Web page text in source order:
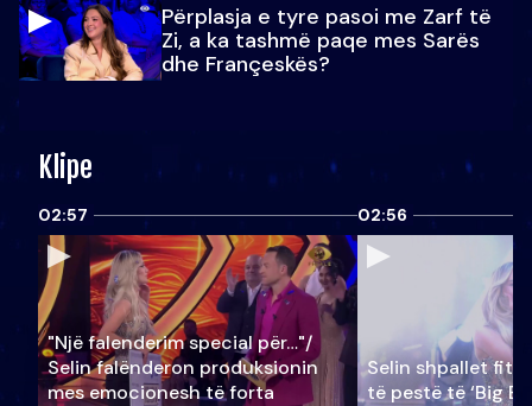
Përplasja e tyre pasoi me Zarf të
Zi, a ka tashmë paqe mes Sarës
dhe Françeskës?
Klipe
02:57
"Një falenderim special për…"/
Selin falënderon produksionin
mes emocionesh të forta
02:56
Selin shpallet
të pestë të ‘Big